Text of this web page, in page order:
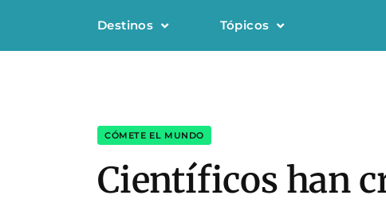
Destinos Tópicos
CÓMETE EL MUNDO
Científicos han